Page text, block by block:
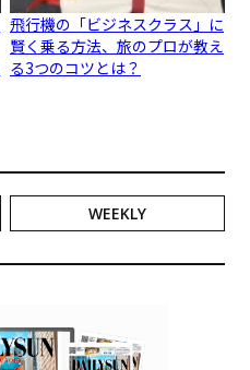
飛行機の「ビジネスクラス」に
賢く乗る方法、旅のプロが教え
る3つのコツとは？
WEEKLY